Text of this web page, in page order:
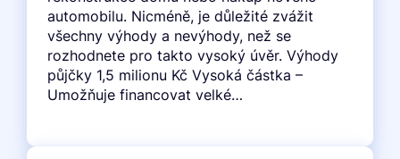
automobilu. Nicméně, je důležité zvážit
všechny výhody a nevýhody, než se
rozhodnete pro takto vysoký úvěr. Výhody
půjčky 1,5 milionu Kč Vysoká částka –
Umožňuje financovat velké…